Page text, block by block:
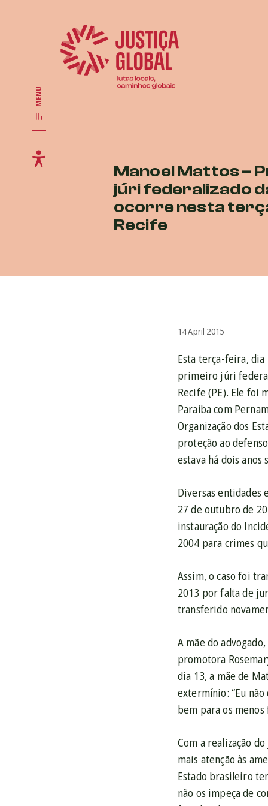
MENU
Manoel Mattos –
júri federalizado
ocorre nesta
Recife
14 April 2015
Esta terça-feira, dia
primeiro júri
Recife (PE). Ele foi
Paraíba com
Organização dos
proteção ao
estava há dois anos
Diversas entidades
27 de outubro de
instauração do
2004 para crimes
Assim, o caso foi
2013 por falta de
transferido
A mãe do
promotora
dia 13, a mãe de
extermínio: “Eu
bem para os
Com a realização
mais atenção às
Estado brasileiro
não os impeça de